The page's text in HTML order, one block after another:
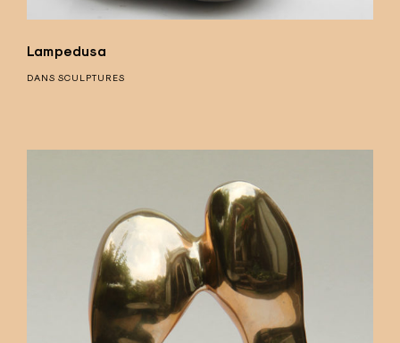
Lampedusa
DANS SCULPTURES